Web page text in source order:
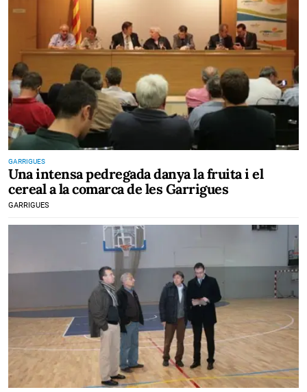
GARRIGUES
Una intensa pedregada danya la fruita i el
cereal a la comarca de les Garrigues
GARRIGUES